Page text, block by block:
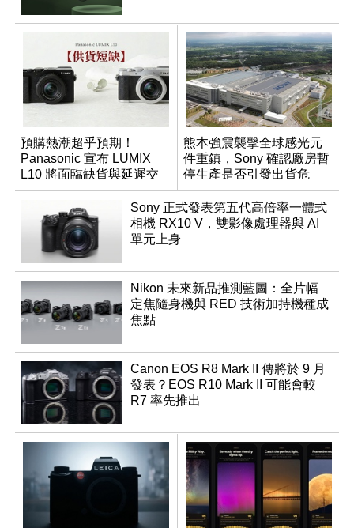
預購熱潮超乎預期！
Panasonic 宣布 LUMIX
L10 將面臨缺貨與延遲交
貨時間
熊本強震襲擊全球感光元
件重鎮，Sony 確認廠房暫
停生產是否引發出貨危
機？
Sony 正式發表第五代高倍率一體式
相機 RX10 V，雙影像處理器與 AI
單元上身
Nikon 未來新品推測藍圖：全片幅
定焦隨身機與 RED 技術加持機種成
焦點
Canon EOS R8 Mark II 傳將於 9 月
發表？EOS R10 Mark II 可能會較
R7 率先推出